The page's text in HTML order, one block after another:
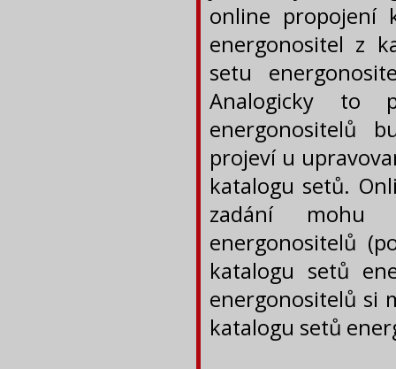
online propojení
energonositel z
setu
Analogicky to
energonositelů
projeví u
katalogu setů.
zadání mohu
energonositelů
katalogu setů
energonositelů si
katalogu setů